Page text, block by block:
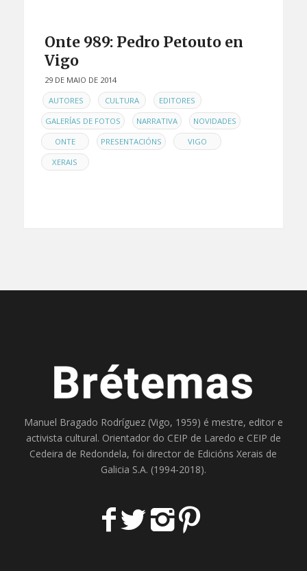
Onte 989: Pedro Petouto en
Vigo
29 DE MAIO DE 2014
EN AUTORES , CULTURA , EDITORES ,
GALERÍAS DE FOTOS , NARRATIVA , NOVIDADES ,
ONTE , PRESENTACIÓNS , VIGO ,
XERAIS
Manuel Bragado Rodríguez (Vigo, 1959) é mestre, editor e
activista cultural. Orientador do CEIP de Laredo e CEIP de
Cedeira de Redondela, foi director de Edicións Xerais de
Galicia S.A. (1994-2018).